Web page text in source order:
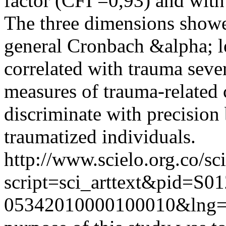
The three dimensions
general Cronbach &alpha;
correlated with trauma
measures of trauma-
discriminate with precision
traumatized individuals.
http://www.scielo.org.co/